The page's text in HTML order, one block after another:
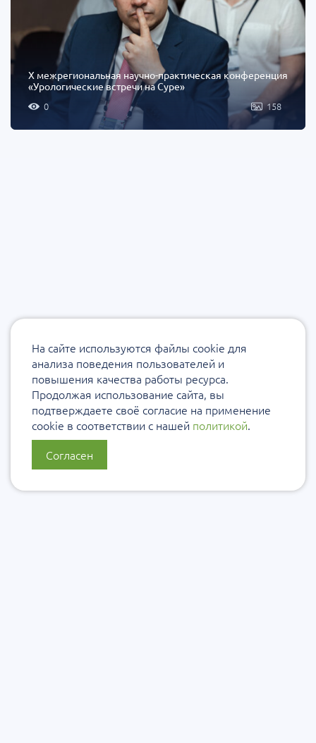
X межрегиональная научно-практическая конференция
«Урологические встречи на Суре»
0 158
На сайте используются файлы cookie для
анализа поведения пользователей и
повышения качества работы ресурса.
Продолжая использование сайта, вы
подтверждаете своё согласие на применение
cookie в соответствии с нашей политикой.
Согласен